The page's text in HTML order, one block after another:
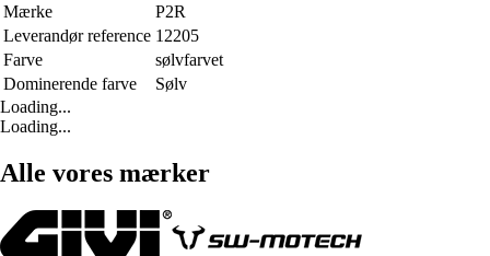
Mærke
P2R
Leverandør reference 12205
Farve
sølvfarvet
Dominerende farve
Sølv
Loading...
Loading...
Alle vores mærker